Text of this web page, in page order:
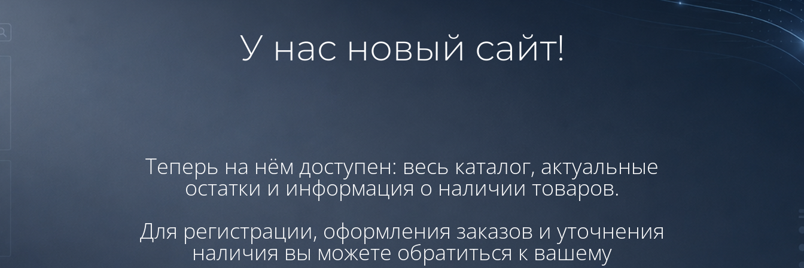
У нас новый сайт!
Теперь на нём доступен: весь каталог, актуальные
остатки и информация о наличии товаров.
Для регистрации, оформления заказов и уточнения
наличия вы можете обратиться к вашему